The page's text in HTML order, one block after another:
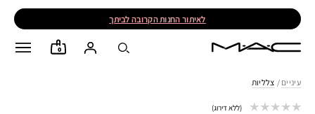
לאיתור החנות הקרובה לביתך
0
עיניים / צלליות
ללא דירוג